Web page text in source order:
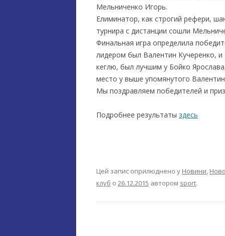
Мельниченко Игорь.
Елиминатор, как строгий рефери,
турнира с дистанции сошли
Финальная игра определила
лидером был Валентин Кучеренко,
кеглю, был лучшим у Бойко
место у выше упомянутого
Мы поздравляем победителей и
Подробнее результаты здесь
Цей запис оприлюднено у Новини,
клуб о 26.12.2015 автором sport.